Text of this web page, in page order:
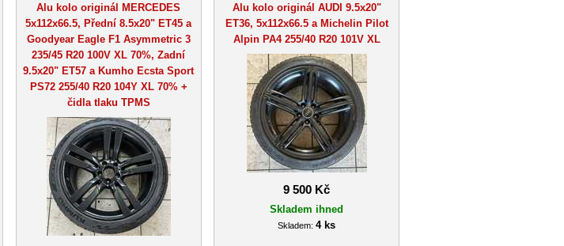
Alu kolo originál MERCEDES
5x112x66.5, Přední 8.5x20" ET45 a
Goodyear Eagle F1 Asymmetric 3
235/45 R20 100V XL 70%, Zadní
9.5x20" ET57 a Kumho Ecsta Sport
PS72 255/40 R20 104Y XL 70% +
čidla tlaku TPMS
Alu kolo originál AUDI 9.5x20"
ET36, 5x112x66.5 a Michelin Pilot
Alpin PA4 255/40 R20 101V XL
9 500 Kč
Skladem ihned
Skladem: 4 ks